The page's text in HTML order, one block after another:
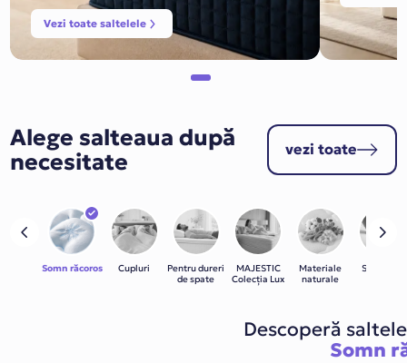
Vezi toate saltelele
Alege salteaua după
necesitate
vezi toate
Somn răcoros Cupluri
Pentru dureri
de spate
MAJESTIC
Colecția Lux
Materiale
naturale
Susținere
Descoperă
Somn